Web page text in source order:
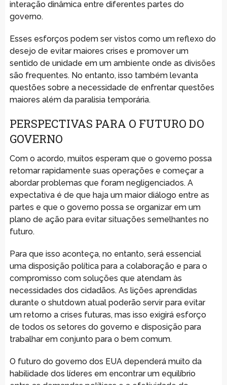
interação dinâmica entre diferentes partes do
governo.
Esses esforços podem ser vistos como um reflexo do
desejo de evitar maiores crises e promover um
sentido de unidade em um ambiente onde as divisões
são frequentes. No entanto, isso também levanta
questões sobre a necessidade de enfrentar questões
maiores além da paralisia temporária.
PERSPECTIVAS PARA O FUTURO DO
GOVERNO
Com o acordo, muitos esperam que o governo possa
retomar rapidamente suas operações e começar a
abordar problemas que foram negligenciados. A
expectativa é de que haja um maior diálogo entre as
partes e que o governo possa se organizar em um
plano de ação para evitar situações semelhantes no
futuro.
Para que isso aconteça, no entanto, será essencial
uma disposição política para a colaboração e para o
compromisso com soluções que atendam às
necessidades dos cidadãos. As lições aprendidas
durante o shutdown atual poderão servir para evitar
um retorno a crises futuras, mas isso exigirá esforço
de todos os setores do governo e disposição para
trabalhar em conjunto para o bem comum.
O futuro do governo dos EUA dependerá muito da
habilidade dos líderes em encontrar um equilíbrio